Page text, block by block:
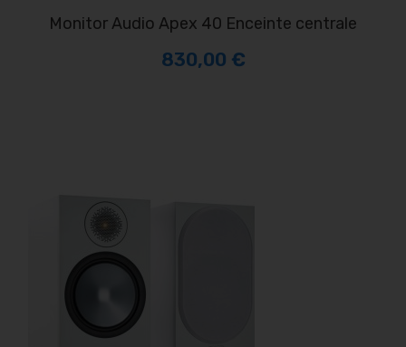
Monitor Audio Apex 40 Enceinte centrale
830,00 €